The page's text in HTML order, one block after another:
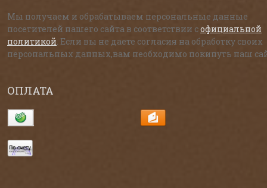
Мы получаем и обрабатываем персональные данные
посетителей нашего сайта в соответствии софициальной
политикой. Если вы не даете согласия на обработку своих
персональных данных,вам необходимо покинуть наш
ОПЛАТА